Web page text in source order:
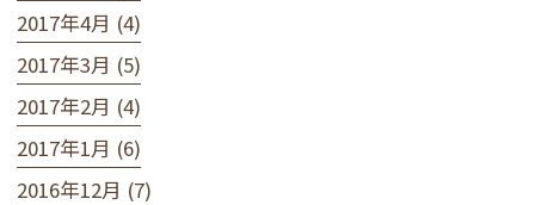
2017年4月 (4)
2017年3月 (5)
2017年2月 (4)
2017年1月 (6)
2016年12月 (7)